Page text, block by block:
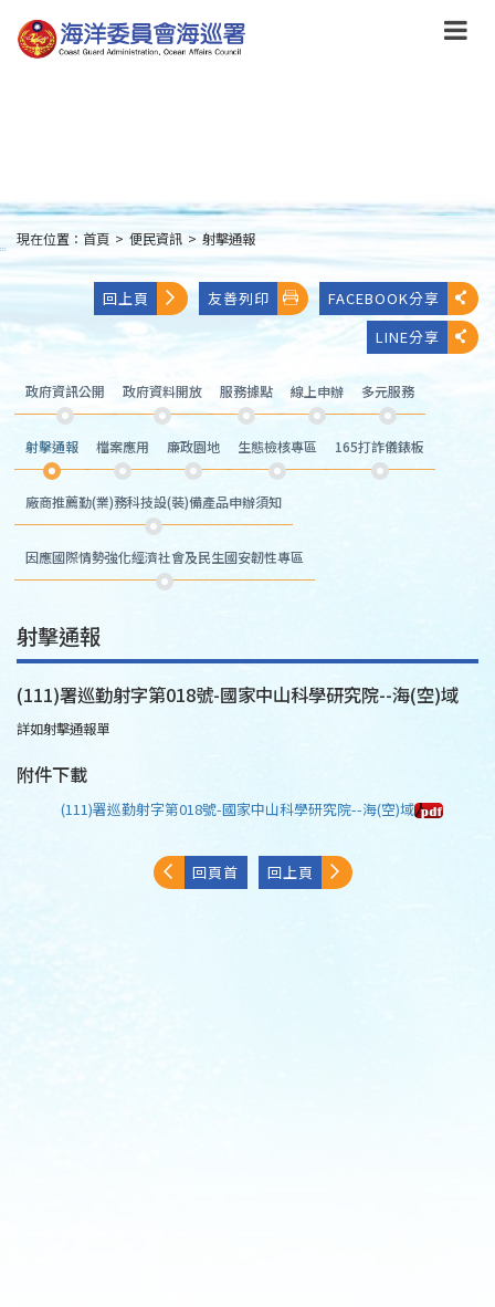
到
主
:::
現在位置： 首頁 > 便民資訊 > 射擊通報
回上頁 友善列印
FACEBOOK分享
LINE分享
政府資訊公開 政府資料開放 服務據點 線上申辦 多元服務
射擊通報 檔案應用 廉政園地 生態檢核專區 165打詐儀錶板
廠商推薦勤(業)務科技設(裝)備產品申辦須知
因應國際情勢強化經濟社會及民生國安韌性專區
射擊通報
(111)署巡勤射字第018號-國家中山科學研究院--海(空)域
詳如射擊通報單
附件下載
(111)署巡勤射字第018號-國家中山科學研究院--海(空)域
回頁首 回上頁